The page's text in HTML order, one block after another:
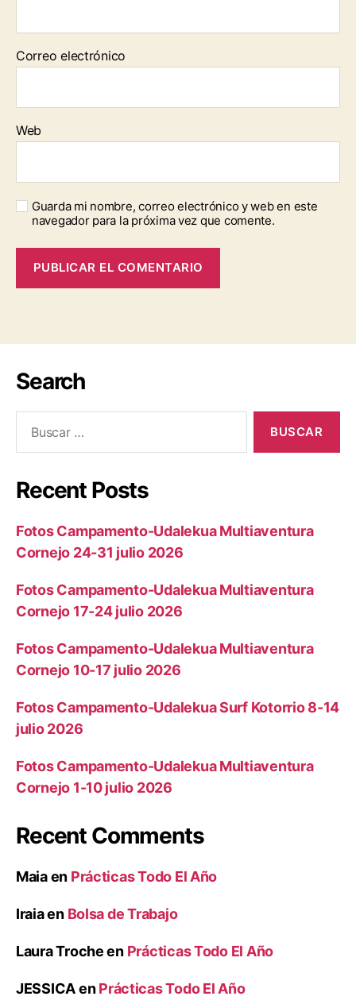
Correo electrónico
Web
Guarda mi nombre, correo electrónico y web en este
navegador para la próxima vez que comente.
Search
Recent Posts
Fotos Campamento-Udalekua Multiaventura
Cornejo 24-31 julio 2026
Fotos Campamento-Udalekua Multiaventura
Cornejo 17-24 julio 2026
Fotos Campamento-Udalekua Multiaventura
Cornejo 10-17 julio 2026
Fotos Campamento-Udalekua Surf Kotorrio 8-14
julio 2026
Fotos Campamento-Udalekua Multiaventura
Cornejo 1-10 julio 2026
Recent Comments
Maiaen Prácticas Todo El Año
Iraiaen Bolsa de Trabajo
Laura Trocheen Prácticas Todo El Año
JESSICAenPrácticas Todo El Año